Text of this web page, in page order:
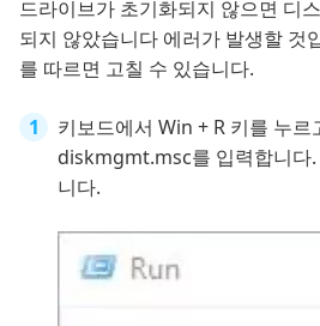
드라이브가 초기화되지 않으면 디
되지 않았습니다 에러가 발생할 것
를 따르면 고칠 수 있습니다.
키보드에서 Win + R 키를 누르
diskmgmt.msc를 입력합니다.
니다.